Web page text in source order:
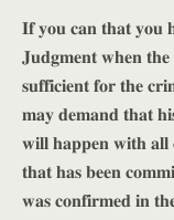
𝐈𝐟 𝐲𝐨𝐮 𝐜𝐚𝐧 𝐭𝐡𝐚𝐭
𝐉𝐮𝐝𝐠𝐦𝐞𝐧𝐭 𝐰𝐡𝐞𝐧 𝐭𝐡𝐞
𝐬𝐮𝐟𝐟𝐢𝐜𝐢𝐞𝐧𝐭 𝐟𝐨𝐫 𝐭𝐡𝐞
𝐦𝐚𝐲 𝐝𝐞𝐦𝐚𝐧𝐝 𝐭𝐡𝐚𝐭 𝐡𝐢𝐬
𝐰𝐢𝐥𝐥 𝐡𝐚𝐩𝐩𝐞𝐧 𝐰𝐢𝐭𝐡
𝐭𝐡𝐚𝐭 𝐡𝐚𝐬 𝐛𝐞𝐞𝐧
𝐰𝐚𝐬 𝐜𝐨𝐧𝐟𝐢𝐫𝐦𝐞𝐝 𝐢𝐧